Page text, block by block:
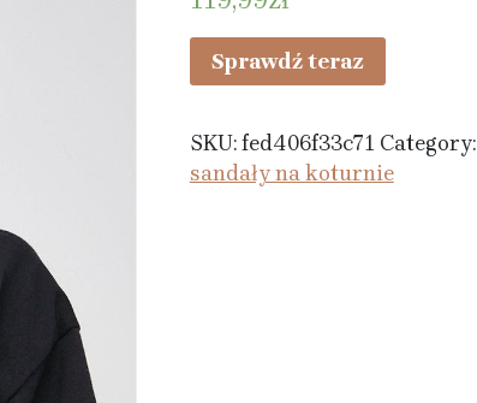
Sprawdź teraz
SKU:fed406f33c71 Category:
sandały na koturnie